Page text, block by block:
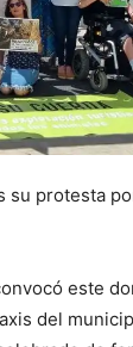
su protesta
este
del